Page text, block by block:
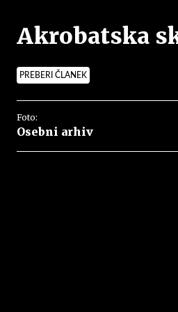
Akrobatska
PREBERI ČLANEK
Foto:
Osebni arhiv